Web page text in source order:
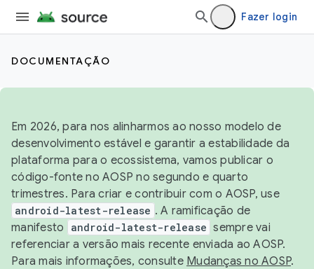
Fazer login
DOCUMENTAÇÃO
Em 2026, para nos alinharmos ao nosso modelo de
desenvolvimento estável e garantir a estabilidade da
plataforma para o ecossistema, vamos publicar o
código-fonte no AOSP no segundo e quarto
trimestres. Para criar e contribuir com o AOSP, use
android-latest-release . A ramificação de
manifesto
android-latest-release sempre vai
referenciar a versão mais recente enviada ao AOSP.
Para mais informações, consulte Mudanças no AOSP.